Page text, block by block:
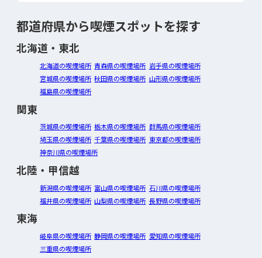
都道府県から喫煙スポットを探す
北海道・東北
北海道の喫煙場所 青森県の喫煙場所 岩手県の喫煙場所
宮城県の喫煙場所 秋田県の喫煙場所 山形県の喫煙場所
福島県の喫煙場所
関東
茨城県の喫煙場所 栃木県の喫煙場所 群馬県の喫煙場所
埼玉県の喫煙場所 千葉県の喫煙場所 東京都の喫煙場所
神奈川県の喫煙場所
北陸・甲信越
新潟県の喫煙場所 富山県の喫煙場所 石川県の喫煙場所
福井県の喫煙場所 山梨県の喫煙場所 長野県の喫煙場所
東海
岐阜県の喫煙場所 静岡県の喫煙場所 愛知県の喫煙場所
三重県の喫煙場所